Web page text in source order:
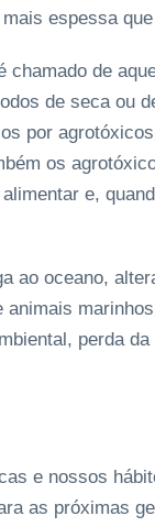
espessa
chamado de
de seca ou
por
os
e,
ao oceano,
perda
e nossos
as próximas